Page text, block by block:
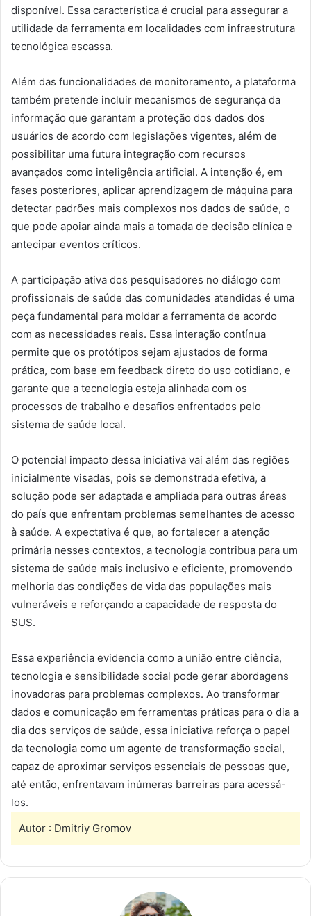
disponível. Essa característica é crucial para assegurar a
utilidade da ferramenta em localidades com infraestrutura
tecnológica escassa.
Além das funcionalidades de monitoramento, a plataforma
também pretende incluir mecanismos de segurança da
informação que garantam a proteção dos dados dos
usuários de acordo com legislações vigentes, além de
possibilitar uma futura integração com recursos
avançados como inteligência artificial. A intenção é, em
fases posteriores, aplicar aprendizagem de máquina para
detectar padrões mais complexos nos dados de saúde, o
que pode apoiar ainda mais a tomada de decisão clínica e
antecipar eventos críticos.
A participação ativa dos pesquisadores no diálogo com
profissionais de saúde das comunidades atendidas é uma
peça fundamental para moldar a ferramenta de acordo
com as necessidades reais. Essa interação contínua
permite que os protótipos sejam ajustados de forma
prática, com base em feedback direto do uso cotidiano, e
garante que a tecnologia esteja alinhada com os
processos de trabalho e desafios enfrentados pelo
sistema de saúde local.
O potencial impacto dessa iniciativa vai além das regiões
inicialmente visadas, pois se demonstrada efetiva, a
solução pode ser adaptada e ampliada para outras áreas
do país que enfrentam problemas semelhantes de acesso
à saúde. A expectativa é que, ao fortalecer a atenção
primária nesses contextos, a tecnologia contribua para um
sistema de saúde mais inclusivo e eficiente, promovendo
melhoria das condições de vida das populações mais
vulneráveis e reforçando a capacidade de resposta do
SUS.
Essa experiência evidencia como a união entre ciência,
tecnologia e sensibilidade social pode gerar abordagens
inovadoras para problemas complexos. Ao transformar
dados e comunicação em ferramentas práticas para o dia a
dia dos serviços de saúde, essa iniciativa reforça o papel
da tecnologia como um agente de transformação social,
capaz de aproximar serviços essenciais de pessoas que,
até então, enfrentavam inúmeras barreiras para acessá-
los.
Autor : Dmitriy Gromov